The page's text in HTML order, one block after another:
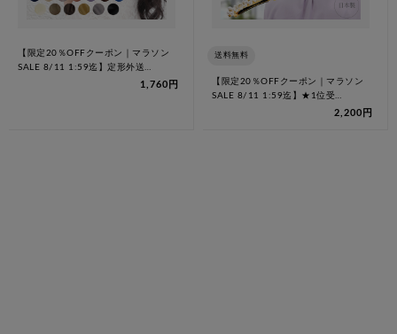
【限定20％OFFクーポン｜マラソン
SALE 8/11 1:59迄】定形外送…
1,760円
送料無料
【限定20％OFFクーポン｜マラソン
SALE 8/11 1:59迄】★1位受…
2,200円